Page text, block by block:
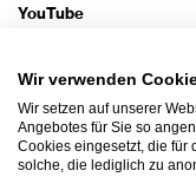
YouTube
Bleiben Sie auf
Newsletter
Wir verwenden
Wir setzen auf unserer
Angebotes für Sie so
Cookies eingesetzt, die für
solche, die lediglich zu